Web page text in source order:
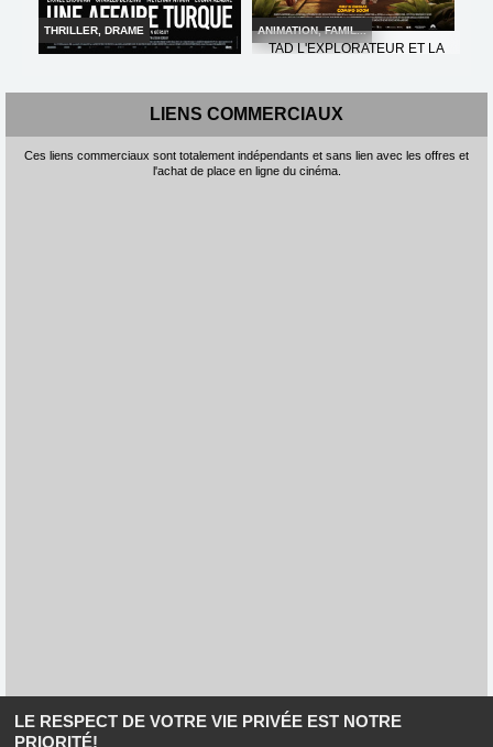
LE RESPECT DE VOTRE VIE PRIVÉE EST NOTRE
PRIORITÉ!
THRILLER, DRAME
Horaires et Infos
Bande-annonce
ANIMATION, FAMIL...
TAD L'EXPLORATEUR ET LA
Horaires et Infos
Bande-annonce
LIENS COMMERCIAUX
Ces liens commerciaux sont totalement indépendants et sans lien avec les offres et
l'achat de place en ligne du cinéma.